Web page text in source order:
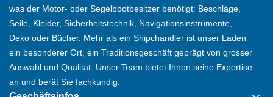
was der Motor- oder Segelbootbesitzer benötigt: Beschläge,
Seile, Kleider, Sicherheitstechnik, Navigationsinstrumente,
Deko oder Bücher. Mehr als ein Shipchandler ist unser Laden
ein besonderer Ort, ein Traditionsgeschäft geprägt von grosser
Auswahl und Qualität. Unser Team bietet Ihnen seine Expertise
an und berät Sie fachkundig.